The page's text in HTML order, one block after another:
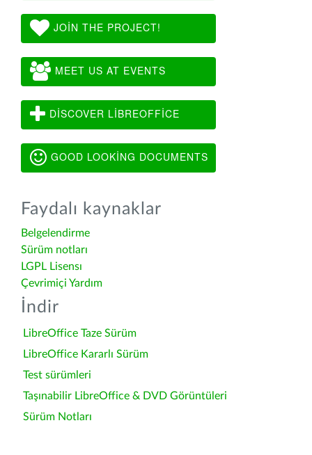
JOIN THE PROJECT!
MEET US AT EVENTS
DISCOVER LIBREOFFICE
GOOD LOOKING DOCUMENTS
Faydalı kaynaklar
Belgelendirme
Sürüm notları
LGPL Lisensı
Çevrimiçi Yardım
İndir
LibreOffice Taze Sürüm
LibreOffice Kararlı Sürüm
Test sürümleri
Taşınabilir LibreOffice & DVD Görüntüleri
Sürüm Notları